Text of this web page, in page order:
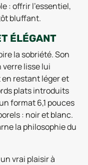
: offrir l’essentiel,
bluffant.
ÉLÉGANT
la sobriété. Son
lisse lui
restant léger et
plats introduits
format 6,1 pouces
: noir et blanc.
la philosophie du
vrai plaisir à